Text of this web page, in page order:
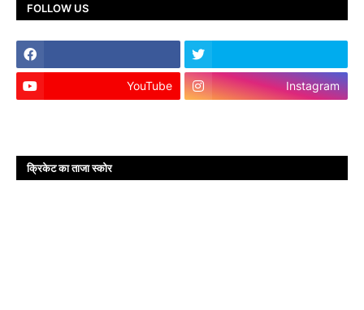
FOLLOW US
YouTube Instagram
क्रिकेट का ताजा स्कोर